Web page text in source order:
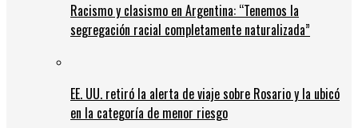
Racismo y clasismo en Argentina: “Tenemos la
segregación racial completamente naturalizada”
EE. UU. retiró la alerta de viaje sobre Rosario y la ubicó
en la categoría de menor riesgo